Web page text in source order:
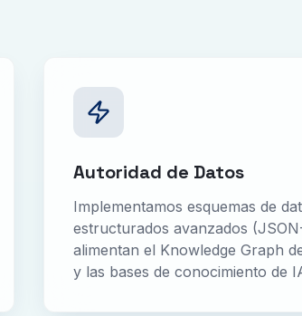
Autoridad de Datos
Implementamos esquemas de
estructurados avanzados
alimentan el Knowledge Graph
y las bases de conocimiento de